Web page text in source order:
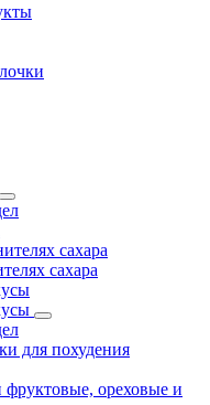
сахара
сахара
для похудения
ореховые и